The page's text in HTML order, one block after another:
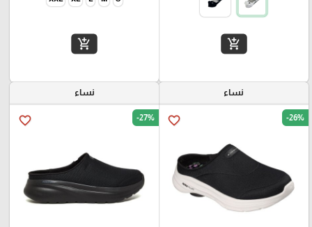
add_shopping_cart
add_shopping_cart
نساء
favorite_border -26%
نساء
favorite_border -27%